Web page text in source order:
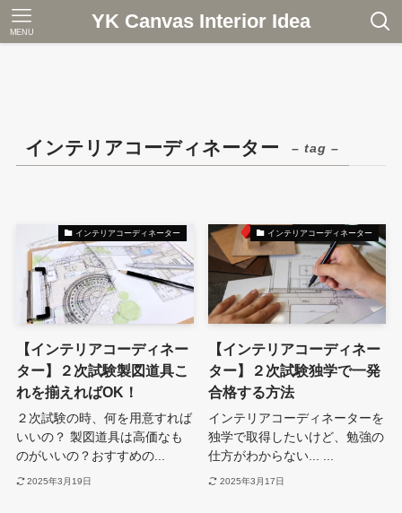
YK Canvas Interior Idea
MENU
インテリアコーディネーター – tag –
インテリアコーディネーター
【インテリアコーディネー
ター】２次試験製図道具こ
れを揃えればOK！
２次試験の時、何を用意すれば
いいの？ 製図道具は高価なも
のがいいの？おすすめの...
2025年3月19日
インテリアコーディネーター
【インテリアコーディネー
ター】２次試験独学で一発
合格する方法
インテリアコーディネーターを
独学で取得したいけど、勉強の
仕方がわからない... ...
2025年3月17日